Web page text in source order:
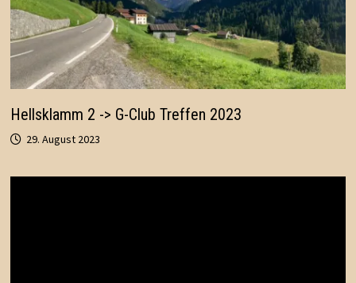
Hellsklamm 2 -> G-Club Treffen 2023
29. August 2023